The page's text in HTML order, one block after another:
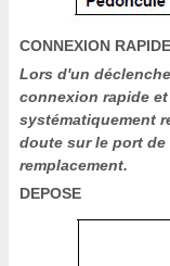
CONNEXION RAPIDE
Lors d'un
connexion rapide
systématiquement
doute sur le port
remplacement.
DEPOSE